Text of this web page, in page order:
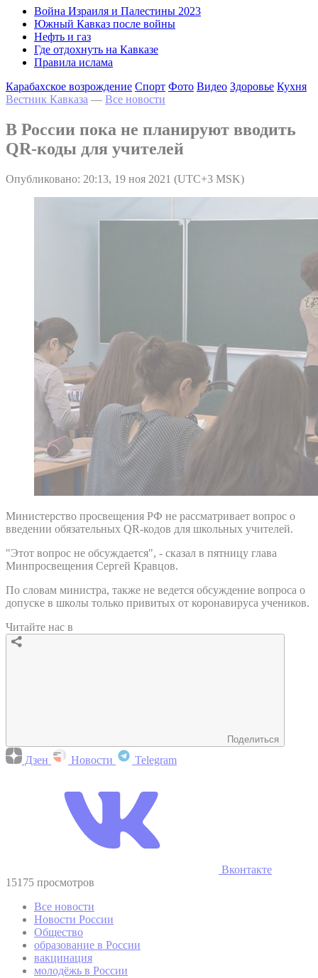
Война Израиля и Палестины 2023
Южный Кавказ после войны
Нефть и газ
Где отдохнуть на Кавказе
Правила ислама
Карабахское возрождение Спорт Фото Видео Здоровье Кухня
Вестник Кавказа — Все новости
В России пока не планируют вводить
QR-коды для учителей
Опубликовано: 20:13, 19 ноя 2021 (UTC+3 MSK)
Министерство просвещения РФ не рассматривает вопрос о
введении обязательных QR-кодов для школьных учителей.
"Этот вопрос не обсуждается", - сказал в пятницу глава
Минпросвещения Сергей Кравцов.
По словам министра, также не ведется обсуждение вопроса о
допуске в школы только привитых от коронавируса учеников.
Читайте нас в
Поделиться
Дзен Новости Telegram
Вконтакте
15175 просмотров
Все новости
Новости России
Общество
образование в России
вакцинация
молодёжь в России